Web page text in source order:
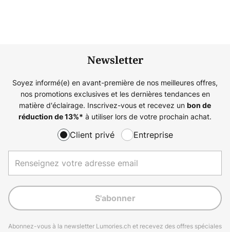
Newsletter
Soyez informé(e) en avant-première de nos meilleures offres,
nos promotions exclusives et les dernières tendances en
matière d'éclairage. Inscrivez-vous et recevez un bon de
réduction de13%* à utiliser lors de votre prochain achat.
Client privé Entreprise
S'abonner
Abonnez-vous à la newsletter Lumories.ch et recevez des offres spéciales